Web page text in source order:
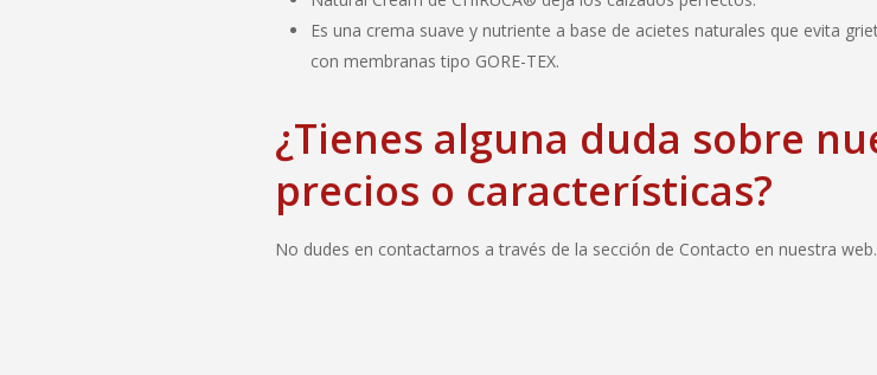
Es una crema suave y nutriente a base de acietes naturales que evita
con membranas tipo GORE-TEX.
¿Tienes alguna duda sobre
precios o características?
No dudes en contactarnos a través de la sección de Contacto en nuestra